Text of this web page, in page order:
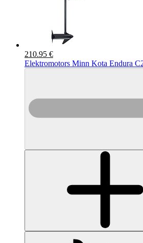
210.95 €
Elektromotors Minn Kota Endura